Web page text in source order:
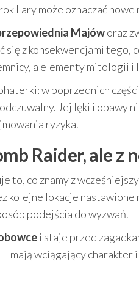
Lary może oznaczać
Majóworaz
się z konsekwencjami
a elementy mitologii i
w poprzednich
Jej lęki i obawy
ryzyka.
Raider, ale z
to, co znamy z
kolejne lokacje
podejścia do wyzwań.
i staje przed
mają wciągający